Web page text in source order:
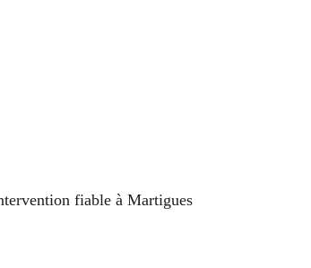
fiable à Martigues